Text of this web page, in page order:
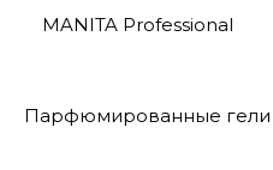
MANITA Professional
Парфюмированные гели